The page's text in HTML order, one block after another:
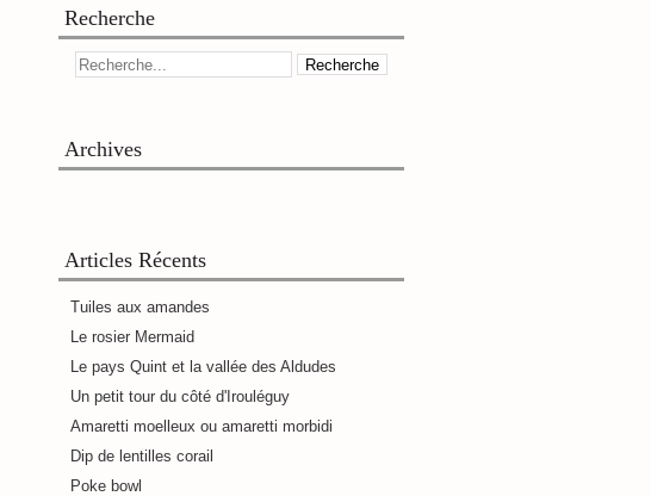
Recherche
Archives
Articles Récents
Tuiles aux amandes
Le rosier Mermaid
Le pays Quint et la vallée des Aldudes
Un petit tour du côté d'Irouléguy
Amaretti moelleux ou amaretti morbidi
Dip de lentilles corail
Poke bowl